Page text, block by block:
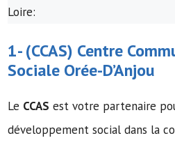
Loire:
1- (CCAS) Centre
Sociale Orée-D’Anjou
Le CCAS est votre partenaire
développement social dans la